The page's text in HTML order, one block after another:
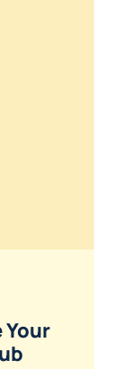
Your